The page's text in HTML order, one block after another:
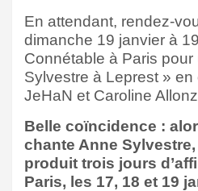
En attendant, rendez-
dimanche 19 janvier à
Connétable à Paris
Sylvestre à Leprest »
JeHaN et Caroline
Belle coïncidence :
chante Anne
produit trois jours
Paris, les 17, 18 et 19